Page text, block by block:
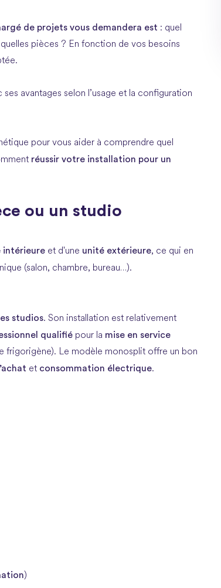
de projets vous demandera est : quel
pièces ? En fonction de vos besoins
avantages selon l’usage et la configuration
pour vous aider à comprendre quel
réussir votre installation pour un
ou un studio
intérieure et d'une unité extérieure, ce qui en
(salon, chambre, bureau…).
studios. Son installation est relativement
qualifié pour la mise en service
frigorigène). Le modèle monosplit offre un bon
et consommation électrique.
)